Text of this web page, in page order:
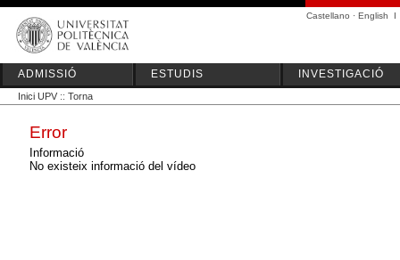
Castellano · English I
ADMISSIÓ ESTUDIS INVESTIGACIÓ
Inici UPV :: Torna
Error
Informació
No existeix informació del vídeo